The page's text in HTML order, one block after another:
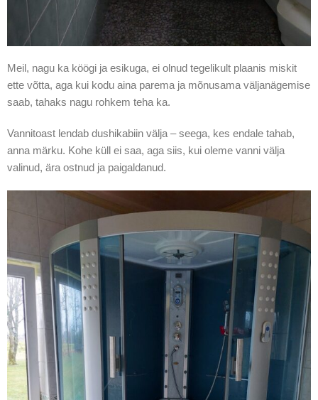
Meil, nagu ka köögi ja esikuga, ei olnud tegelikult plaanis miskit
ette võtta, aga kui kodu aina parema ja mõnusama väljanägemise
saab, tahaks nagu rohkem teha ka.
Vannitoast lendab dushikabiin välja – seega, kes endale tahab,
anna märku. Kohe küll ei saa, aga siis, kui oleme vanni välja
valinud, ära ostnud ja paigaldanud.